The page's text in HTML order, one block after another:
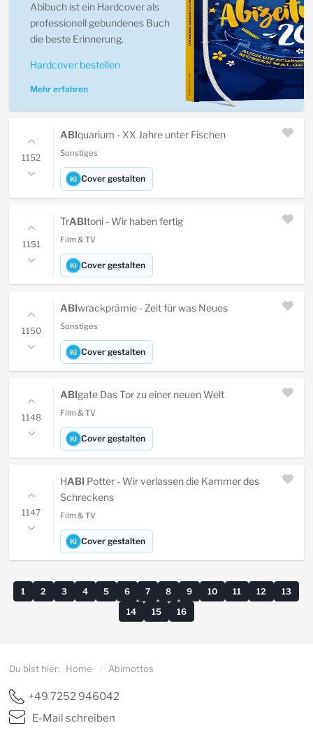
Abibuch ist ein Hardcover als
professionell gebundenes Buch
die beste Erinnerung.
Hardcover bestellen
Mehr erfahren
1152
ABIquarium - XX Jahre unter Fischen
Sonstiges
KI Cover gestalten
1151
TrABItoni - Wir haben fertig
Film & TV
KI Cover gestalten
1150
ABIwrackprämie - Zeit für was Neues
Sonstiges
KI Cover gestalten
1148
ABIgate Das Tor zu einer neuen Welt
Film & TV
KI Cover gestalten
1147
HABIPotter - Wir verlassen die Kammer des
Schreckens
Film & TV
KI Cover gestalten
1 2 3 4 5 6 7 8 9 10 11 12
13
14
15 16
Du bist hier: Home / Abimottos
+49 7252 946042
E-Mail schreiben